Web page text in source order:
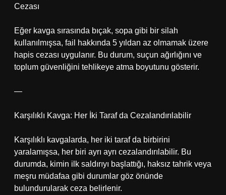
Cezası
Eğer kavga sırasında bıçak, sopa gibi bir silah
kullanılmışsa, fail hakkında 5 yıldan az olmamak üzere
hapis cezası uygulanır. Bu durum, suçun ağırlığını ve
toplum güvenliğini tehlikeye atma boyutunu gösterir.
—
Karşılıklı Kavga: Her İki Taraf da Cezalandırılabilir
Karşılıklı kavgalarda, her iki taraf da birbirini
yaralamışsa, her biri ayrı ayrı cezalandırılabilir. Bu
durumda, kimin ilk saldırıyı başlattığı, haksız tahrik veya
meşru müdafaa gibi durumlar göz önünde
bulundurularak ceza belirlenir.